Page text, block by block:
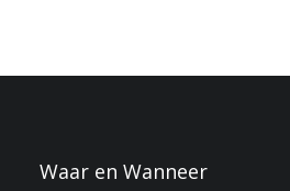
Waar en Wanneer